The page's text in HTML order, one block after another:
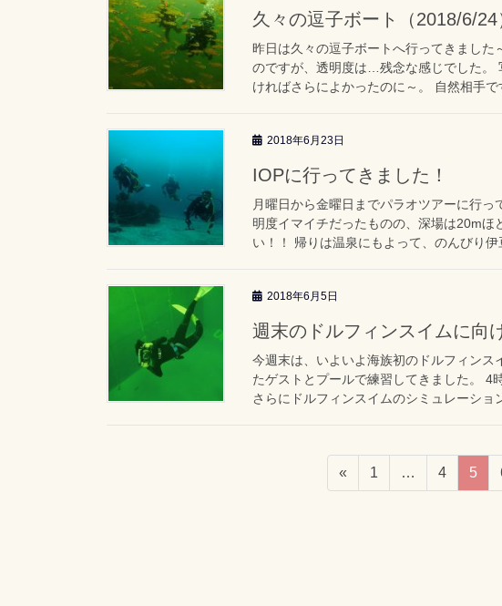
久々の逗子ボート（2018/6/24
昨日は久々の逗子ボートへ行ってきまし
のですが、透明度は…残念な感じでした。
ければさらによかったのに～。 自然相手
2018年6月23日
IOPに行ってきました！
月曜日から金曜日までパラオツアーに行
明度イマイチだったものの、深場は20mほ
い！！ 帰りは温泉にもよって、のんびり
2018年6月5日
週末のドルフィンスイムに向
今週末は、いよいよ海族初のドルフィンス
たゲストとプールで練習してきました。 4
さらにドルフィンスイムのシミュレーシ
« 1 … 4 5